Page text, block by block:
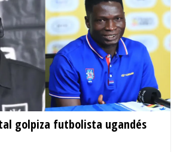
golpiza futbolista ugandés